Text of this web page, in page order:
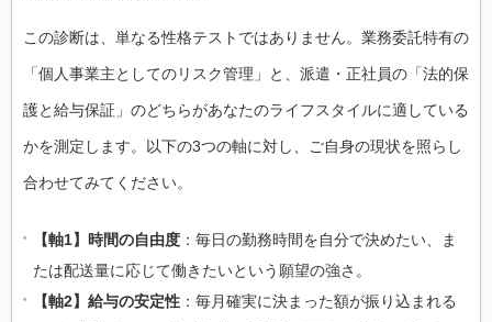
この診断は、単なる性格テストではありません。業務委託特有の
「個人事業主としてのリスク管理」と、派遣・正社員の「法的保
護と給与保証」のどちらがあなたのライフスタイルに適している
かを測定します。以下の3つの軸に対し、ご自身の現状を照らし
合わせてみてください。
【軸1】時間の自由度 ：毎日の勤務時間を自分で決めたい、ま
たは配送量に応じて働きたいという願望の強さ。
【軸2】給与の安定性 ：毎月確実に決まった額が振り込まれる